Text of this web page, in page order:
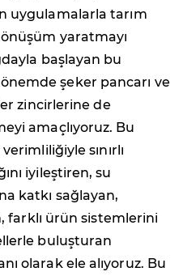
uygulamalarla tarım
yaratmayı
başlayan bu
şeker pancarı ve
zincirlerine de
amaçlıyoruz. Bu
sınırlı
iyileştiren, su
katkı sağlayan,
farklı ürün sistemlerini
buluşturan
olarak ele alıyoruz. Bu